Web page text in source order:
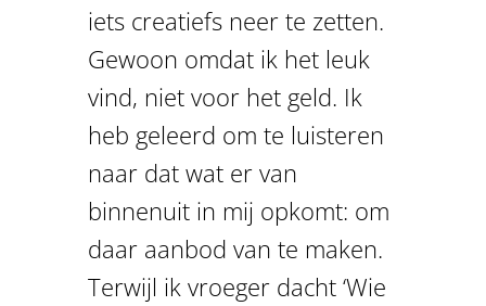
iets creatiefs neer te zetten.
Gewoon omdat ik het leuk
vind, niet voor het geld. Ik
heb geleerd om te luisteren
naar dat wat er van
binnenuit in mij opkomt: om
daar aanbod van te maken.
Terwijl ik vroeger dacht ‘Wie